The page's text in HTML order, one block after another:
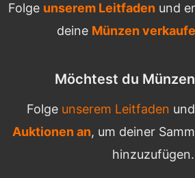
Folge unserem Leitfaden und
deine Münzen
Möchtest du Münzen
Folge unserem Leitfaden
Auktionen an, um deiner
hinzuzufügen.